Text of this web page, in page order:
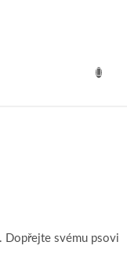
Dopřejte svému psovi